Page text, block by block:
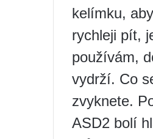
kelímku,
rychleji pít,
používám,
vydrží. Co
zvyknete.
ASD2 bolí